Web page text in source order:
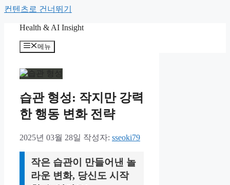
컨텐츠로 건너뛰기
Health & AI Insight
메뉴
습관 형성: 작지만 강력
한 행동 변화 전략
2025년 03월 28일 작성자: sseoki79
작은 습관이 만들어낸 놀
라운 변화, 당신도 시작